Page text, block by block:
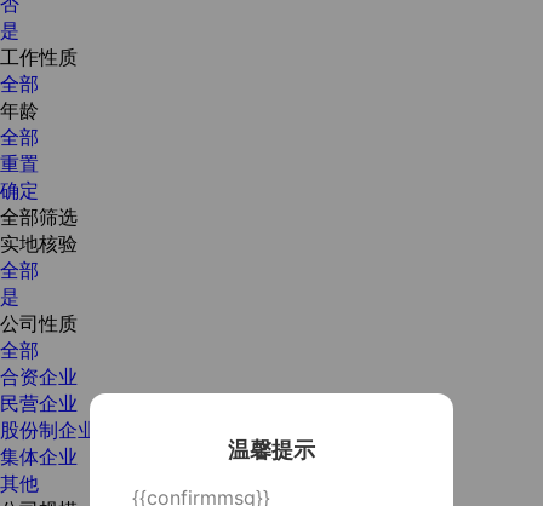
温馨提示
{{confirmmsg}}
是
工作性质
全部
年龄
全部
重置
确定
全部筛选
实地核验
全部
是
公司性质
全部
合资企业
民营企业
股份制企业
集体企业
其他